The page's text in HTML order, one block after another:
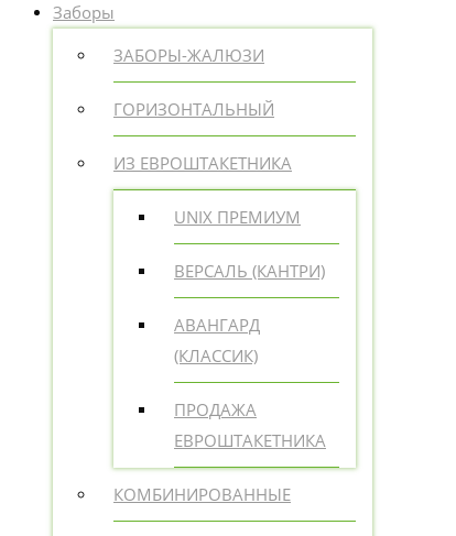
Заборы
ЗАБОРЫ-ЖАЛЮЗИ
ГОРИЗОНТАЛЬНЫЙ
ИЗ ЕВРОШТАКЕТНИКА
UNIX ПРЕМИУМ
ВЕРСАЛЬ (КАНТРИ)
АВАНГАРД
(КЛАССИК)
ПРОДАЖА
ЕВРОШТАКЕТНИКА
КОМБИНИРОВАННЫЕ